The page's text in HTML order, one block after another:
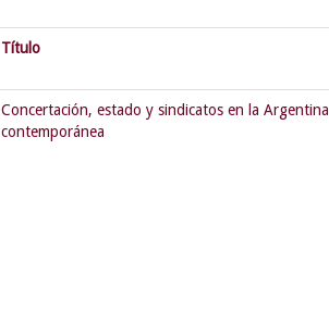
Título
Concertación, estado y sindicatos en la Argentina
contemporánea